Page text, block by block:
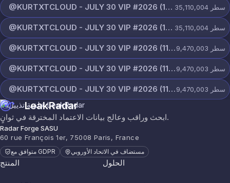
@KURTXTCLOUD - JULY 30 VIP #2026 (115).txt 35,110,004 سطر
@KURTXTCLOUD - JULY 30 VIP #2026 (114).txt 35,110,004 سطر
@KURTXTCLOUD - JULY 30 VIP #2026 (113).txt9,470,003 سطر
@KURTXTCLOUD - JULY 30 VIP #2026 (112).txt9,470,003 سطر
@KURTXTCLOUD - JULY 30 VIP #2026 (111).txt9,470,003 سطر
LeakRadar
ابحث وراقب وعالج بيانات الاعتماد المخترقة في ثوانٍ.
Radar Forge SASU
60 rue François 1er, 75008 Paris, France
متوافق مع GDPR مستضاف في الاتحاد الأوروبي
المنتج الحلول